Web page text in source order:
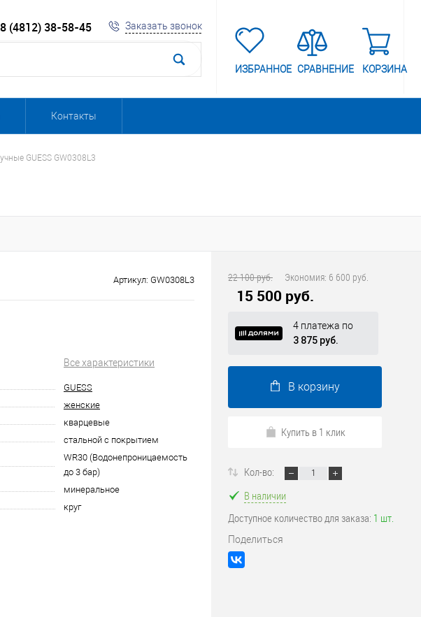
8 (4812) 38-58-45 Заказать звонок
ИЗБРАННОЕ СРАВНЕНИЕ КОРЗИНА
Контакты
GUESS GW0308L3
Артикул: GW0308L3
Все характеристики
GUESS
женские
кварцевые
стальной c покрытием
WR30 (Водонепроницаемость
до 3 бар)
минеральное
круг
22 100 руб. Экономия: 6 600 руб.
15 500 руб.
4 платежа по
3 875 руб.
В корзину
Купить в 1 клик
Кол-во:
В наличии
Доступное количество для заказа: 1 шт.
Поделиться